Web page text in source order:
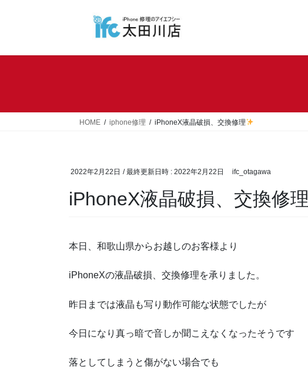
HOME iphone修理 iPhoneX液晶破損、交換修理
2022年2月22日 / 最終更新日時 : 2022年2月22日 ifc_otagawa
iPhoneX液晶破損、交換修理
本日、和歌山県からお越しのお客様より
iPhoneXの液晶破損、交換修理を承りました。
昨日までは液晶も写り動作可能な状態でしたが
今日になり真っ暗で音しか聞こえなくなったそうです
落としてしまうと傷がない場合でも